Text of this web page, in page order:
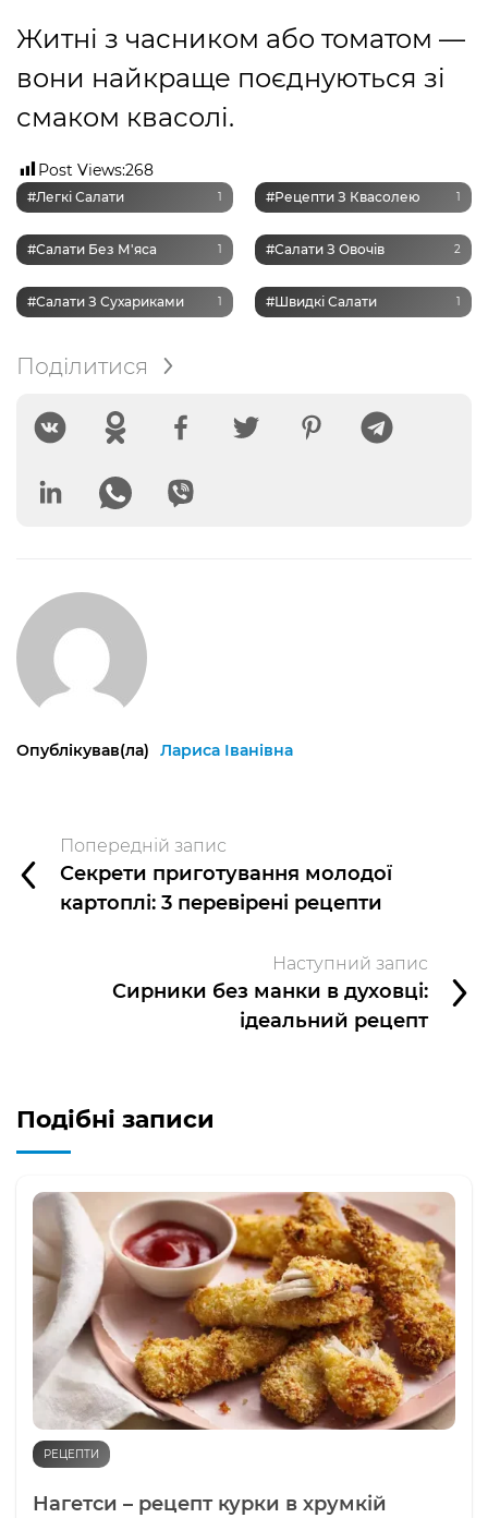
Житні з часником або томатом —
вони найкраще поєднуються зі
смаком квасолі.
Post Views:268
#легкі Салати 1 #рецепти З Квасолею 1
#салати Без М'яса 1 #салати З Овочів 2
#салати З Сухариками 1 #швидкі Салати 1
Поділитися
Опублікував(ла) Лариса Іванівна
Попередній запис
Секрети приготування молодої
картоплі: 3 перевірені рецепти
Наступний запис
Сирники без манки в духовці:
ідеальний рецепт
Подібні записи
РЕЦЕПТИ
Нагетси – рецепт курки в хрумкій